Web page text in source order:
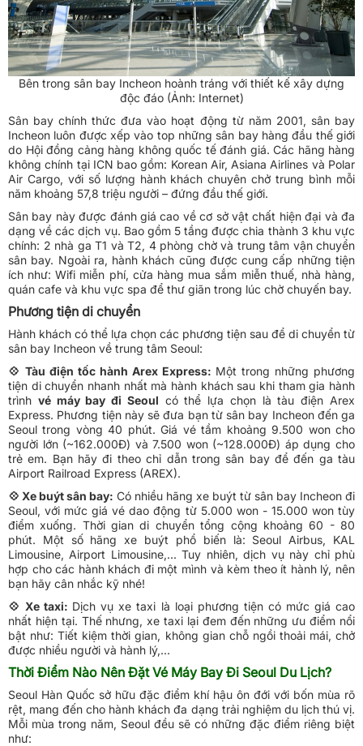
Bên trong sân bay Incheon hoành tráng với thiết kế xây dựng
độc đáo (Ảnh: Internet)
Sân bay chính thức đưa vào hoạt động từ năm 2001, sân bay
Incheon luôn được xếp vào top những sân bay hàng đầu thế giới
do Hội đồng cảng hàng không quốc tế đánh giá. Các hãng hàng
không chính tại ICN bao gồm: Korean Air, Asiana Airlines và Polar
Air Cargo, với số lượng hành khách chuyên chở trung bình mỗi
năm khoảng 57,8 triệu người – đứng đầu thế giới.
Sân bay này được đánh giá cao về cơ sở vật chất hiện đại và đa
dạng về các dịch vụ. Bao gồm 5 tầng được chia thành 3 khu vực
chính: 2 nhà ga T1 và T2, 4 phòng chờ và trung tâm vận chuyển
sân bay. Ngoài ra, hành khách cũng được cung cấp những tiện
ích như: Wifi miễn phí, cửa hàng mua sắm miễn thuế, nhà hàng,
quán cafe và khu vực spa để thư giãn trong lúc chờ chuyến bay.
Phương tiện di chuyển
Hành khách có thể lựa chọn các phương tiện sau để di chuyển từ
sân bay Incheon về trung tâm Seoul:
💠 Tàu điện tốc hành Arex Express: Một trong những phương
tiện di chuyển nhanh nhất mà hành khách sau khi tham gia hành
trình vé máy bay đi Seoul có thể lựa chọn là tàu điện Arex
Express. Phương tiện này sẽ đưa bạn từ sân bay Incheon đến ga
Seoul trong vòng 40 phút. Giá vé tầm khoảng 9.500 won cho
người lớn (~162.000Đ) và 7.500 won (~128.000Đ) áp dụng cho
trẻ em. Bạn hãy đi theo chỉ dẫn trong sân bay để đến ga tàu
Airport Railroad Express (AREX).
💠 Xe buýt sân bay: Có nhiều hãng xe buýt từ sân bay Incheon đi
Seoul, với mức giá vé dao động từ 5.000 won - 15.000 won tùy
điểm xuống. Thời gian di chuyển tổng cộng khoảng 60 - 80
phút. Một số hãng xe buýt phổ biến là: Seoul Airbus, KAL
Limousine, Airport Limousine,... Tuy nhiên, dịch vụ này chỉ phù
hợp cho các hành khách đi một mình và kèm theo ít hành lý, nên
bạn hãy cân nhắc kỹ nhé!
💠 Xe taxi: Dịch vụ xe taxi là loại phương tiện có mức giá cao
nhất hiện tại. Thế nhưng, xe taxi lại đem đến những ưu điểm nổi
bật như: Tiết kiệm thời gian, không gian chỗ ngồi thoải mái, chở
được nhiều người và hành lý,...
Thời Điểm Nào Nên Đặt Vé Máy Bay Đi Seoul Du Lịch?
Seoul Hàn Quốc sở hữu đặc điểm khí hậu ôn đới với bốn mùa rõ
rệt, mang đến cho hành khách đa dạng trải nghiệm du lịch thú vị.
Mỗi mùa trong năm, Seoul đều sẽ có những đặc điểm riêng biệt
như: